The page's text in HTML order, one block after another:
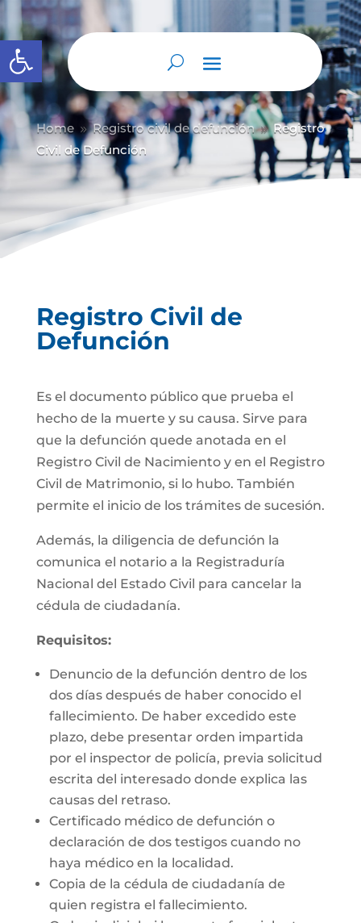
Abrir barra de herramientas
Home 9 Registro civil de defunción 9 Registro
Civil de Defunción
Registro Civil de
Defunción
Es el documento público que prueba el
hecho de la muerte y su causa. Sirve para
que la defunción quede anotada en el
Registro Civil de Nacimiento y en el Registro
Civil de Matrimonio, si lo hubo. También
permite el inicio de los trámites de sucesión.
Además, la diligencia de defunción la
comunica el notario a la Registraduría
Nacional del Estado Civil para cancelar la
cédula de ciudadanía.
Requisitos:
Denuncio de la defunción dentro de los
dos días después de haber conocido el
fallecimiento. De haber excedido este
plazo, debe presentar orden impartida
por el inspector de policía, previa solicitud
escrita del interesado donde explica las
causas del retraso.
Certificado médico de defunción o
declaración de dos testigos cuando no
haya médico en la localidad.
Copia de la cédula de ciudadanía de
quien registra el fallecimiento.